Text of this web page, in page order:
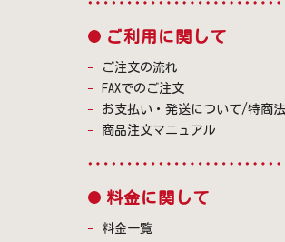
ご利用に関して
ご注文の流れ
FAXでのご注文
お支払い・発送について/特商法
商品注文マニュアル
料金に関して
料金一覧